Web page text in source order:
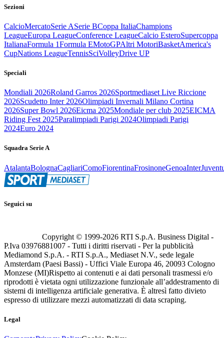
Sezioni
CalcioMercatoSerie ASerie BCoppa ItaliaChampions
LeagueEuropa LeagueConference LeagueCalcio EsteroSupercoppa
ItalianaFormula 1Formula EMotoGPAltri MotoriBasketAmerica's
CupNations LeagueTennisSciVolleyDrive UP
Speciali
Mondiali 2026Roland Garros 2026Sportmediaset Live Riccione
2026Scudetto Inter 2026Olimpiadi Invernali Milano Cortina
2026Super Bowl 2026Eicma 2025Mondiale per club 2025EICMA
Riding Fest 2025Paralimpiadi Parigi 2024Olimpiadi Parigi
2024Euro 2024
Squadra Serie A
AtalantaBolognaCagliariComoFiorentinaFrosinoneGenoaInter
Seguici su
Copyright © 1999-2026 RTI S.p.A. Business Digital -
P.Iva 03976881007 - Tutti i diritti riservati - Per la pubblicità
Mediamond S.p.A. - RTI S.p.A., Mediaset N.V., sede legale
Amsterdam (Paesi Bassi) - Uffici Viale Europa 46, 20093 Cologno
Monzese (MI)Rispetto ai contenuti e ai dati personali trasmessi e/o
riprodotti è vietata ogni utilizzazione funzionale all’addestramento di
sistemi di intelligenza artificiale generativa. È altresì fatto divieto
espresso di utilizzare mezzi automatizzati di data scraping.
Legal